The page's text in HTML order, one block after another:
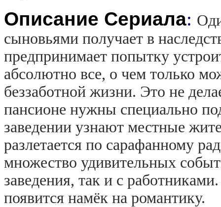
Описание Сериала:
сыновьями получает в
предпринимает попытку
абсолютно все, о чем только
беззаботной жизни. Это не
пансионе нужны специально
заведении узнают местные
разлетается по сарафанному
множество удивительных
заведения, так и с
появится намёк на романтику.